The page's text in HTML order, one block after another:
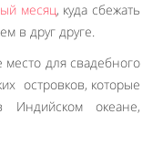
месяц, куда сбежать
в друг друге.
для свадебного
островков, которые
Индийском океане,